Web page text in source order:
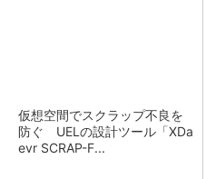
仮想空間でスクラップ不良を
防ぐ UELの設計ツール「XDa
evr SCRAP-F...